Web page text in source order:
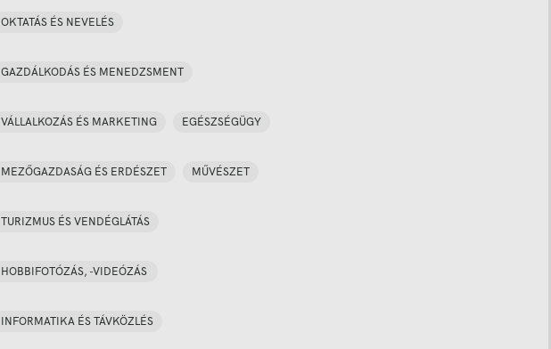
OKTATÁS ÉS NEVELÉS
GAZDÁLKODÁS ÉS MENEDZSMENT
VÁLLALKOZÁS ÉS MARKETING EGÉSZSÉGÜGY
MEZŐGAZDASÁG ÉS ERDÉSZET MŰVÉSZET
TURIZMUS ÉS VENDÉGLÁTÁS
HOBBIFOTÓZÁS, -VIDEÓZÁS
INFORMATIKA ÉS TÁVKÖZLÉS